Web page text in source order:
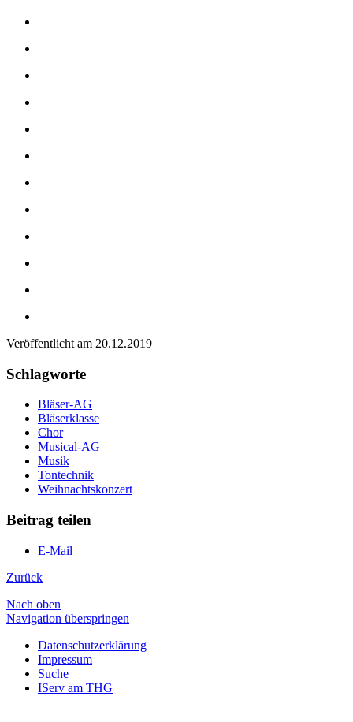
Veröffentlicht am 20.12.2019
Schlagworte
Bläser-AG
Bläserklasse
Chor
Musical-AG
Musik
Tontechnik
Weihnachtskonzert
Beitrag teilen
E-Mail
Zurück
Nach oben
Navigation überspringen
Datenschutzerklärung
Impressum
Suche
IServ am THG